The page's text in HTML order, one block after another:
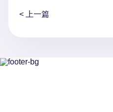
< 上一篇